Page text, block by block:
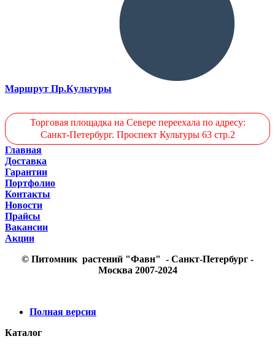
Маршрут Пр.Культуры
Торговая площадка на Севере переехала по адресу:
Санкт-Петербург. Проспект Культуры 63 стр.2
Главная
Доставка
Гарантии
Портфолио
Контакты
Новости
Прайсы
Вакансии
Акции
© Питомник растений "Фавн" - Санкт-Петербург -
Москва 2007-2024
Полная версия
Каталог